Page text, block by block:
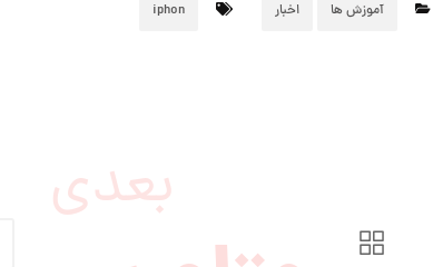
آموزش ها اخبار iphon
بعدی